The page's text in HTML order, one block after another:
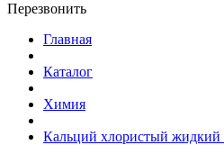
Перезвонить
Главная
Каталог
Химия
Кальций хлористый